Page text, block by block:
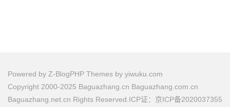
Powered by Z-BlogPHP Themes by yiwuku.com
Copyright 2000-2025 Baguazhang.cn Baguazhang.com.cn
Baguazhang.net.cn Rights Reserved.ICP证：京ICP备2020037355